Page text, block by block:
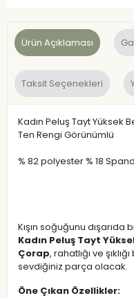
Ürün Açıklaması
Taksit Seçenekleri
Kadın Peluş Tayt Yüksek
Ten Rengi Görünümlü
% 82 polyester % 18
Kışın soğuğunu dışarıda
Kadın Peluş Tayt
Çorap, rahatlığı ve
sevdiğiniz parça olacak.
Öne Çıkan Özellikler: